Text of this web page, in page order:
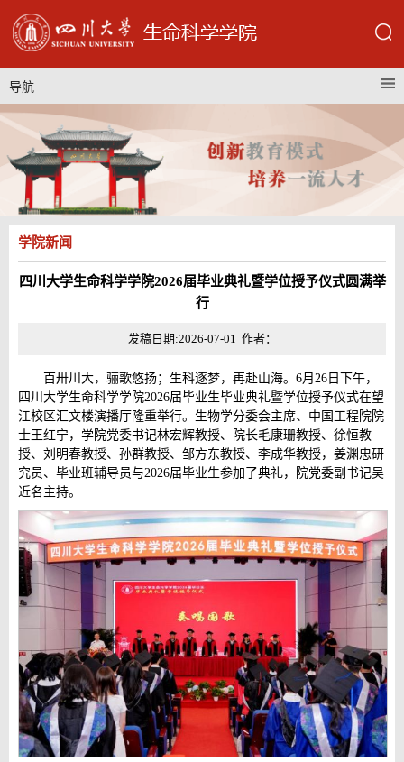
导航
学院新闻
四川大学生命科学学院2026届毕业典礼暨学位授予仪式圆满举
行
发稿日期:2026-07-01 作者：
百卅川大，骊歌悠扬；生科逐梦，再赴山海。6月26日下午，
四川大学生命科学学院2026届毕业生毕业典礼暨学位授予仪式在望
江校区汇文楼演播厅隆重举行。生物学分委会主席、中国工程院院
士王红宁，学院党委书记林宏辉教授、院长毛康珊教授、徐恒教
授、刘明春教授、孙群教授、邹方东教授、李成华教授，姜渊忠研
究员、 毕业班辅导员与2026届毕业生参加了典礼，院党委副书记吴
近名主持。